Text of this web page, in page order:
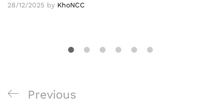
28/12/2025 by KhoNCC
Previous
Previous